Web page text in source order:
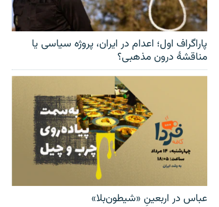
پاراگراف اول؛ اعدام در ایران، پروژه سیاسی یا
مناقشهٔ درون مذهبی؟
عباس در اربعینِ «شیطون‌بلا»